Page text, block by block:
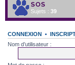
SOS
Sujets : 39
CONNEXION •
Nom d’utilisateur :